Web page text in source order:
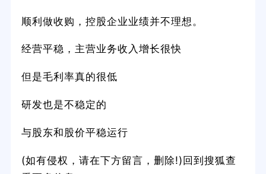
顺利做收购，控股企业业绩并不理想。
经营平稳，主营业务收入增长很快
但是毛利率真的很低
研发也是不稳定的
与股东和股价平稳运行
(如有侵权，请在下方留言，删除!)回到搜狐查